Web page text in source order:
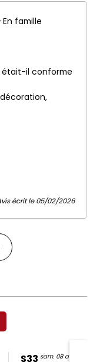
En famille
il conforme
écrit le 05/02/2026
S33 sam. 08 août - 15